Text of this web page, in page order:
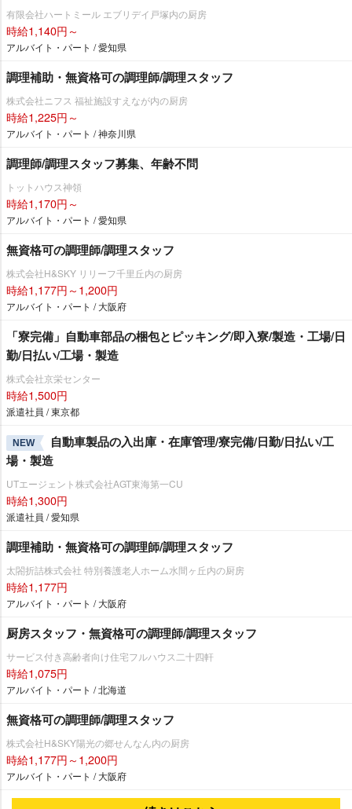
有限会社ハートミール エブリデイ戸塚内の厨房
時給1,140円～
アルバイト・パート / 愛知県
調理補助・無資格可の調理師/調理スタッフ
株式会社ニフス 福祉施設すえなが内の厨房
時給1,225円～
アルバイト・パート / 神奈川県
調理師/調理スタッフ募集、年齢不問
トットハウス神領
時給1,170円～
アルバイト・パート / 愛知県
無資格可の調理師/調理スタッフ
株式会社H&SKY リリーフ千里丘内の厨房
時給1,177円～1,200円
アルバイト・パート / 大阪府
「寮完備」自動車部品の梱包とピッキング/即入寮/製造・工場/日
勤/日払い/工場・製造
株式会社京栄センター
時給1,500円
派遣社員 / 東京都
NEW
自動車製品の入出庫・在庫管理/寮完備/日勤/日払い/工
場・製造
UTエージェント株式会社AGT東海第一CU
時給1,300円
派遣社員 / 愛知県
調理補助・無資格可の調理師/調理スタッフ
太閤折詰株式会社 特別養護老人ホーム水間ヶ丘内の厨房
時給1,177円
アルバイト・パート / 大阪府
厨房スタッフ・無資格可の調理師/調理スタッフ
サービス付き高齢者向け住宅フルハウス二十四軒
時給1,075円
アルバイト・パート / 北海道
無資格可の調理師/調理スタッフ
株式会社H&SKY陽光の郷せんなん内の厨房
時給1,177円～1,200円
アルバイト・パート / 大阪府